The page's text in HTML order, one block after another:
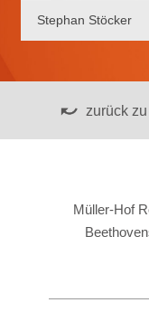
Stephan Stöcker
zurück
Müller-Hof